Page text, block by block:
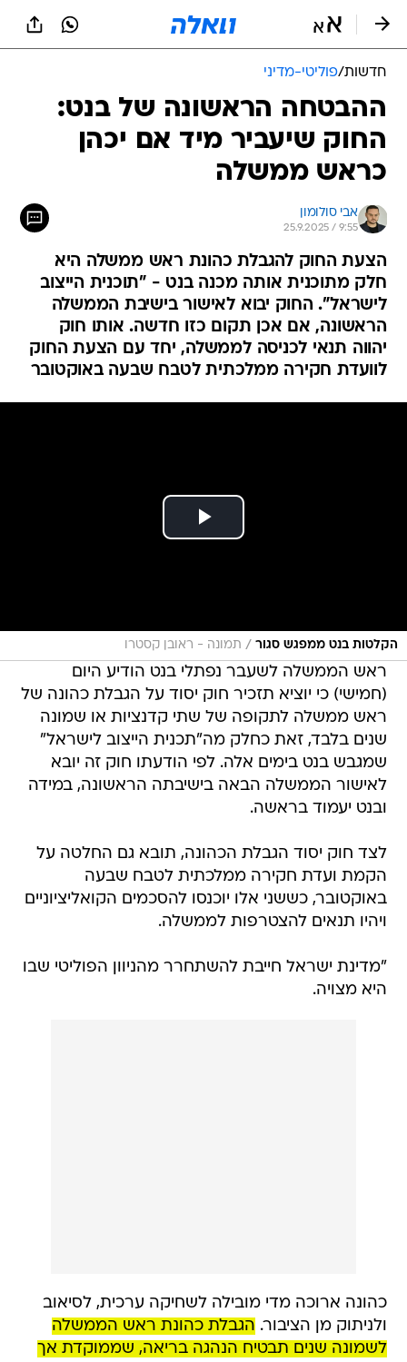
חדשות/פוליטי-מדיני
ההבטחה הראשונה של בנט:
החוק שיעביר מיד אם יכהן
כראש ממשלה
אבי סולומון
25.9.2025 / 9:55
הצעת החוק להגבלת כהונת ראש ממשלה היא
חלק מתוכנית אותה מכנה בנט - "תוכנית הייצוב
לישראל". החוק יבוא לאישור בישיבת הממשלה
הראשונה, אם אכן תקום כזו חדשה. אותו חוק
יהווה תנאי לכניסה לממשלה, יחד עם הצעת החוק
לוועדת חקירה ממלכתית לטבח שבעה באוקטובר
הקלטות בנט ממפגש סגור / תמונה - ראובן קסטרו
ראש הממשלה לשעבר נפתלי בנט הודיע היום
(חמישי) כי יוציא תזכיר חוק יסוד על הגבלת כהונה של
ראש ממשלה לתקופה של שתי קדנציות או שמונה
שנים בלבד, זאת כחלק מה"תכנית הייצוב לישראל"
שמגבש בנט בימים אלה. לפי הודעתו חוק זה יובא
לאישור הממשלה הבאה בישיבתה הראשונה, במידה
ובנט יעמוד בראשה.
לצד חוק יסוד הגבלת הכהונה, תובא גם החלטה על
הקמת ועדת חקירה ממלכתית לטבח שבעה
באוקטובר, כששני אלו יוכנסו להסכמים הקואליציוניים
ויהיו תנאים להצטרפות לממשלה.
"מדינת ישראל חייבת להשתחרר מהניוון הפוליטי שבו
היא מצויה.
כהונה ארוכה מדי מובילה לשחיקה ערכית, לסיאוב
ולניתוק מן הציבור. הגבלת כהונת ראש הממשלה
לשמונה שנים תבטיח הנהגה בריאה, שממוקדת אך